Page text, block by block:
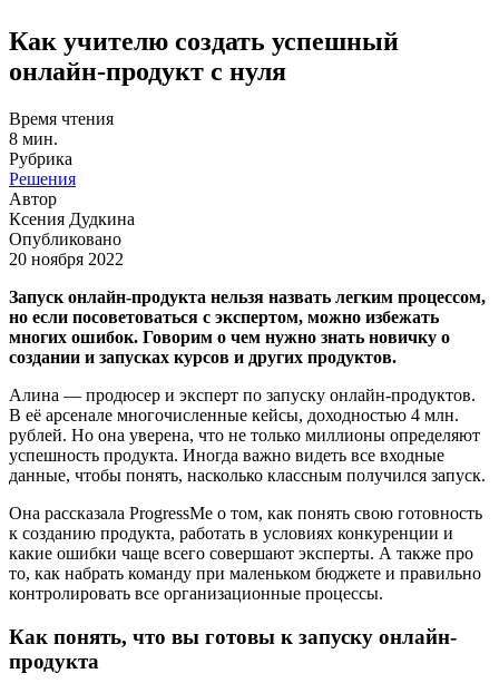
Как учителю создать успешный
онлайн-продукт с нуля
Время чтения
8 мин.
Рубрика
Решения
Автор
Ксения Дудкина
Опубликовано
20 ноября 2022
Запуск онлайн-продукта нельзя назвать легким процессом,
но если посоветоваться с экспертом, можно избежать
многих ошибок. Говорим о чем нужно знать новичку о
создании и запусках курсов и других продуктов.
Алина — продюсер и эксперт по запуску онлайн-продуктов.
В её арсенале многочисленные кейсы, доходностью 4 млн.
рублей. Но она уверена, что не только миллионы определяют
успешность продукта. Иногда важно видеть все входные
данные, чтобы понять, насколько классным получился запуск.
Она рассказала ProgressMe о том, как понять свою готовность
к созданию продукта, работать в условиях конкуренции и
какие ошибки чаще всего совершают эксперты. А также про
то, как набрать команду при маленьком бюджете и правильно
контролировать все организационные процессы.
Как понять, что вы готовы к запуску онлайн-
продукта